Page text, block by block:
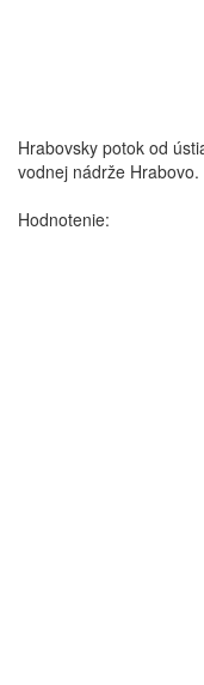
Hrabovsky potok od
vodnej nádrže Hrabovo.
Hodnotenie: